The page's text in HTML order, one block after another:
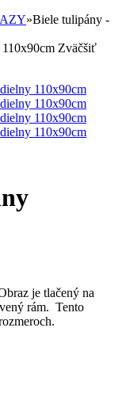
»Biele tulipány -
Zväčšiť
je tlačený na
rám. Tento